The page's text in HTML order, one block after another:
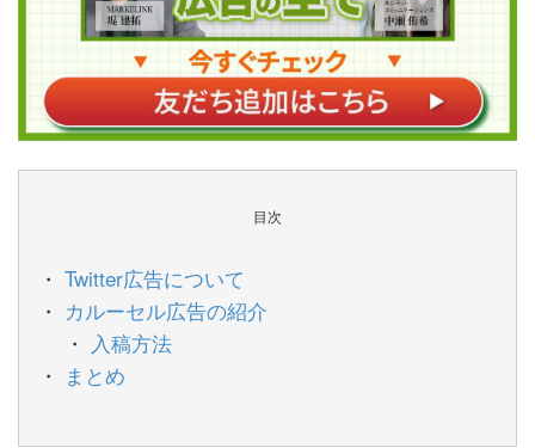
目次
Twitter広告について
カルーセル広告の紹介
入稿方法
まとめ